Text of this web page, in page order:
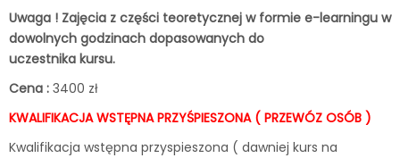
Uwaga ! Zajęcia z części teoretycznej w formie e-learningu w
dowolnych godzinach dopasowanych do
uczestnika kursu.
Cena : 3400 zł
KWALIFIKACJA WSTĘPNA PRZYŚPIESZONA ( PRZEWÓZ OSÓB )
Kwalifikacja wstępna przyspieszona ( dawniej kurs na